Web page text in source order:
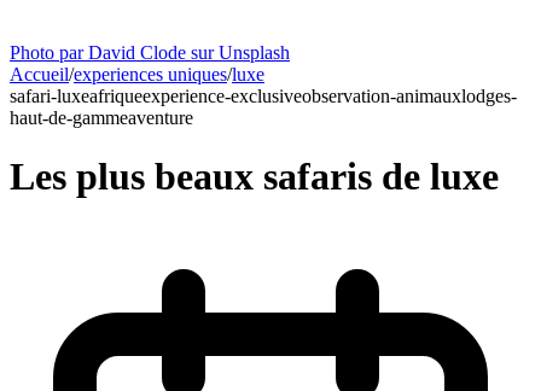
Photo par David Clode sur Unsplash
Accueil/experiences uniques/luxe
safari-luxeafriqueexperience-exclusiveobservation-animauxlodges-
haut-de-gammeaventure
Les plus beaux safaris de luxe